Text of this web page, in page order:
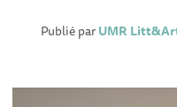
Publié parUMR